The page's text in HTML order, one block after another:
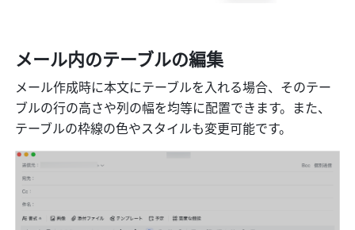
メール内のテーブルの編集
メール作成時に本文にテーブルを入れる場合、そのテー
ブルの行の高さや列の幅を均等に配置できます。また、
テーブルの枠線の色やスタイルも変更可能です。